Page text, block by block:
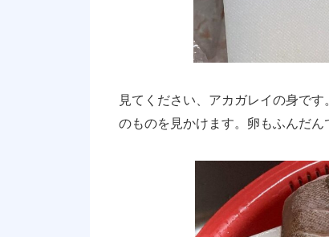
見てください、アカガレイの身で
のものを見かけます。卵もふんだん